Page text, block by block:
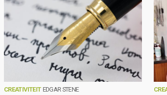
CREATIVITEIT EDGAR STENE